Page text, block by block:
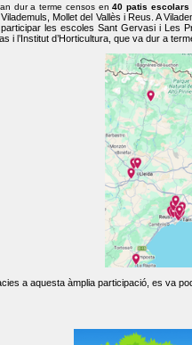
dur a terme censos en40 patis escolars
Mollet del Vallès i Reus. A
les escoles Sant Gervasi i Les
i l’Institut d’Horticultura, que va dur a
a aquesta àmplia participació, es va